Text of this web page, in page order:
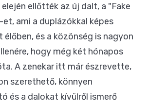
ellőtték az új dalt, a "Fake
et, ami a duplázókkal képes
élőben, és a közönség is nagyon
hogy még két hónapos
A zenekar itt már észrevette,
szerethető, könnyen
és a dalokat kívülről ismerő